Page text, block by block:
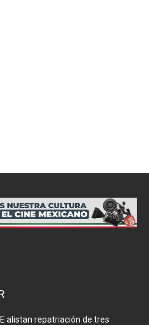
alistan repatriación de tres